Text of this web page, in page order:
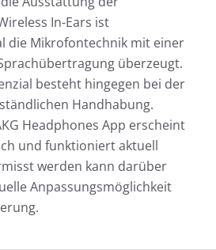
In-Ears ist
die Mikrofontechnik mit einer
überzeugt.
besteht hingegen bei der
Handhabung.
Headphones App erscheint
und funktioniert aktuell
werden kann darüber
Anpassungsmöglichkeit